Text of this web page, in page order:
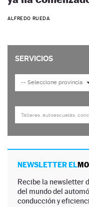
ALFREDO RUEDA
NEWSLETTER EL
Recibe la newsletter
del mundo del
conducción y